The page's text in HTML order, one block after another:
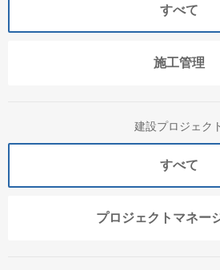
すべて
施工管理
建設プロジェク
すべて
プロジェクトマネー